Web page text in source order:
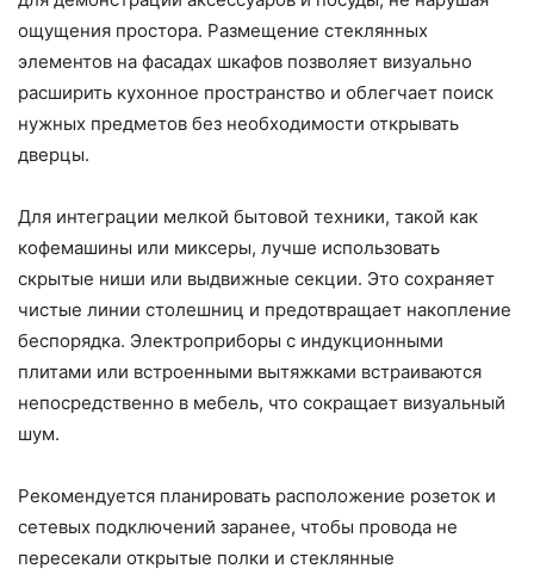
ощущения простора. Размещение стеклянных
элементов на фасадах шкафов позволяет визуально
расширить кухонное пространство и облегчает поиск
нужных предметов без необходимости открывать
дверцы.
Для интеграции мелкой бытовой техники, такой как
кофемашины или миксеры, лучше использовать
скрытые ниши или выдвижные секции. Это сохраняет
чистые линии столешниц и предотвращает накопление
беспорядка. Электроприборы с индукционными
плитами или встроенными вытяжками встраиваются
непосредственно в мебель, что сокращает визуальный
шум.
Рекомендуется планировать расположение розеток и
сетевых подключений заранее, чтобы провода не
пересекали открытые полки и стеклянные